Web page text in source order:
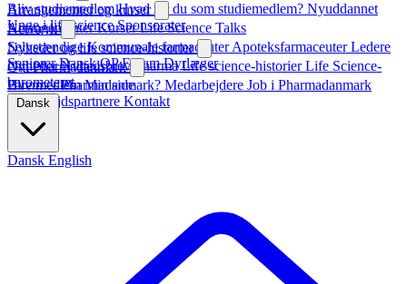
Bliv studiemedlemHvad får du som studiemedlem? Nyuddannet
Unge i life scienceSponsorater
Arrangementer og kurser
ArrangementerKurserLife Science Talks
Netværk
SelvstændigeKommunale farmaceuterApoteksfarmaceuterLedere
SeniorerDansk QP ForumDyrlæger
Nyheder og life science-historier
NyhederNyhedsbrev PharmaLife science-historierLife Science-
barometeret
Om Pharmadanmark
Hvem er Pharmadanmark? Medarbejdere Job i Pharmadanmark
Samarbejdspartnere Kontakt
Bliv medlemMin side
Dansk
Dansk English